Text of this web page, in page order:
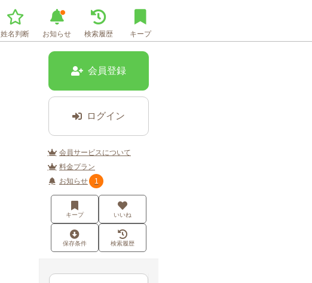
姓名判断 お知らせ 検索履歴 キープ
会員登録
ログイン
会員サービスについて
料金プラン
お知らせ
1
キープ いいね
保存条件 検索履歴